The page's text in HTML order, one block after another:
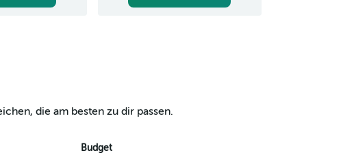
die am besten zu dir passen.
Budget